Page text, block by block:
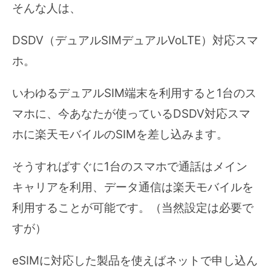
そんな人は、
DSDV（デュアルSIMデュアルVoLTE）対応スマ
ホ。
いわゆるデュアルSIM端末を利用すると1台のス
マホに、今あなたが使っているDSDV対応スマ
ホに楽天モバイルのSIMを差し込みます。
そうすればすぐに1台のスマホで通話はメイン
キャリアを利用、データ通信は楽天モバイルを
利用することが可能です。（当然設定は必要で
すが）
eSIMに対応した製品を使えばネットで申し込ん